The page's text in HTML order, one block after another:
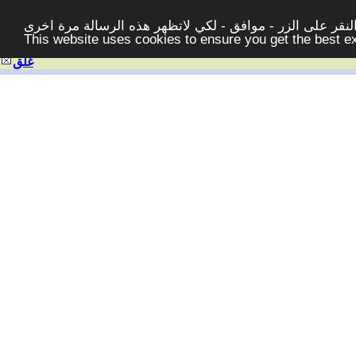
على الزر - موافق - لكي لاتظهر هذه الرسالة مرة اخرى -
This website uses cookies to ensure you get the best
غلق